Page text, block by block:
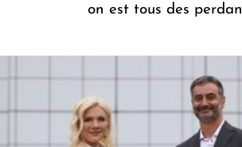
on est tous des